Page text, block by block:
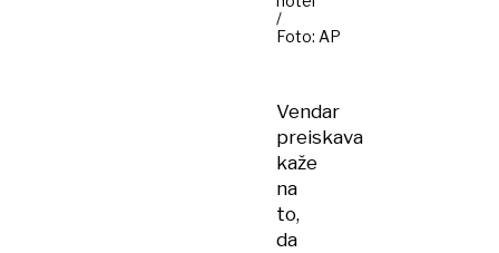
/
Foto: AP
Vendar
preiskava
kaže
na
to,
da